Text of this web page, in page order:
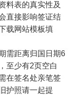
料表的真实性及
直接影响签证结
载网站模板填
需距离归国日期6
至少有2页空白
在签名处亲笔签
护照请一起提